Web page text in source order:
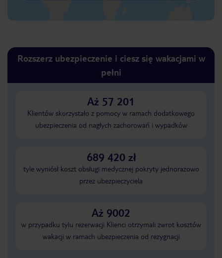
Rozszerz ubezpieczenie i ciesz się wakacjami w
pełni
Aż 57 201
Klientów skorzystało z pomocy w ramach dodatkowego
ubezpieczenia od nagłych zachorowań i wypadków
689 420 zł
tyle wyniósł koszt obsługi medycznej pokryty jednorazowo
przez ubezpieczyciela
Aż 9002
w przypadku tylu rezerwacji Klienci otrzymali zwrot kosztów
wakacji w ramach ubezpieczenia od rezygnacji